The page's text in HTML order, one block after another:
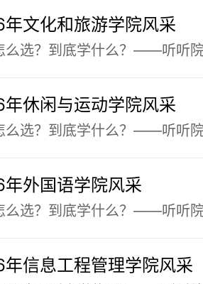
文化和旅游学院风采
休闲与运动学院风采
外国语学院风采
信息工程管理学院风采